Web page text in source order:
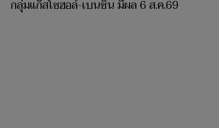
กลุ่มแก๊สโซฮอล์-เบนซิน มีผล 6 ส.ค.69